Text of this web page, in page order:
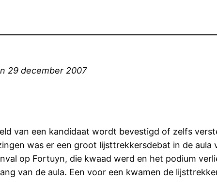
29 december 2007
van een kandidaat wordt bevestigd of zelfs
was er een groot lijsttrekkersdebat in de aula
op Fortuyn, die kwaad werd en het podium
van de aula. Een voor een kwamen de